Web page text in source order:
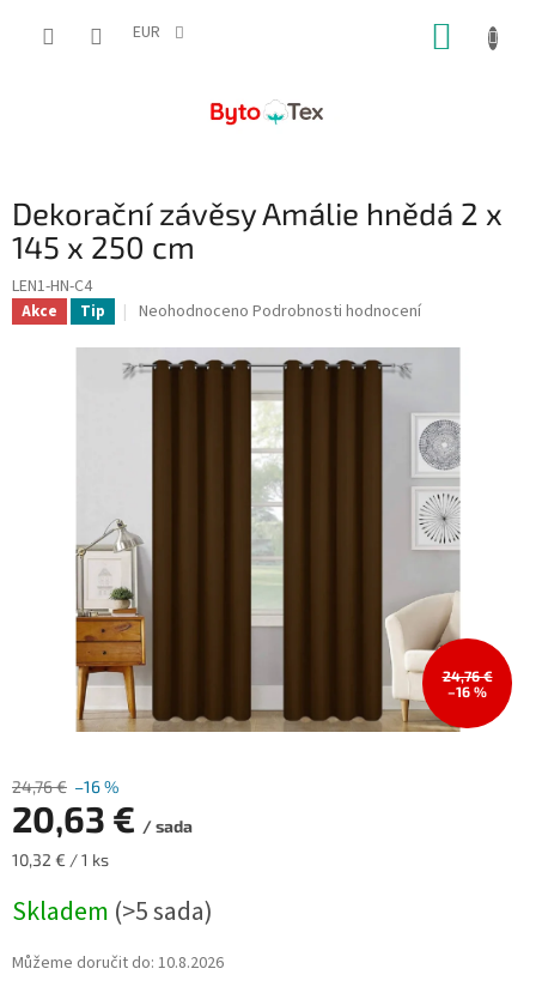
EUR
Dekorační závěsy Amálie hnědá 2 x
145 x 250 cm
LEN1-HN-C4
Akce Tip
Průměrné
produktu
je
Neohodnoceno Podrobnosti hodnocení
24,76 €
–16 %
24,76 € –16 %
20,63 € / sada
Měrná
10,32 € / 1 ks
Skladem (>5 sada)
Můžeme doručit do: 10.8.2026